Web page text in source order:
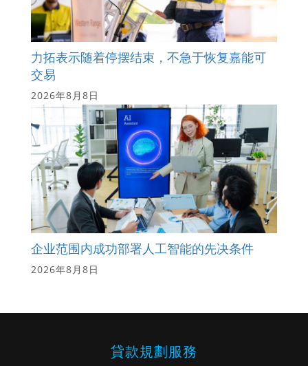
力拓表示随着停摆结束，不急于恢复嘉能可
交易
2026年8月8日
企业范围内成功部署人工智能的先决条件
2026年8月8日
貸款規劃服務